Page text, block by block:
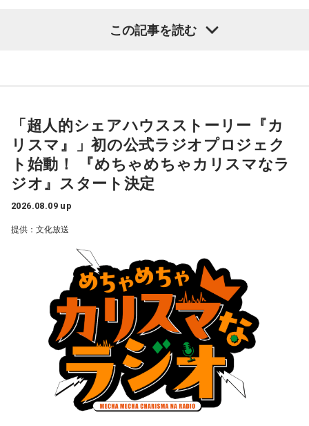
奥迫：良いですね。すっきりします！
奥迫：その時間がもったいないですから。
江原：もったいない！ それで絶対、他でもやってるから。
LINEとかで。チャラチャラした男ですよ、こいつは。だけ
ど、その結婚される方は気の毒ね。別れちゃうと思うよ、20
年も付き合っておいてそんなことしているんだから。いや
パートナーの奥迫協子、パーソナリティの江原啓之
●江原啓之 今夜の格言
「お掃除は、心も清め、パワーも増します」
＜番組概要＞
番組名：Dr.Recella presents 江原啓之 おと語り
放送日時：TOKYO FM／FM 大阪 毎週日曜 22:00～22:25、エ
また“国家公務員になるのもハードルが高い”といった印象を持
一方、公務員というと比較的文系の仕事が多いものの、国土
交通省など理系の方が活躍できるフィールドも多くありま
す。しかし、国家公務員採用試験では、一部の技術系区分
で、各府省が採用したい理系人材数を十分に確保できておら
ず、それが課題となっているそうです。
ワークを活用した柔軟な勤務が可能になっています。さら
に、男性の育児休業取得率は8割を超え、育児と仕事を両立す
る職員も増加しています。初任給についても民間企業の給与
水準を踏まえて改善されており、大卒で30万円を超えるケー
スもあります。実際、国家公務員の働き方改革に関するアン
ケートでは、職員の約7割が「今の職場は働きやすい」と回答
しており、ライフステージに応じて働き方を選べる環境が整
えられています。
さらに、平野さんは成長できる環境があるのも大きな魅力だ
とし、「研修制度も充実していますし、若いうちからいろい
ろな仕事を経験できるように、キャリア形成のサポートもお
こなっています。例えば、外国の大学院に留学できる制度が
私はある男性と4年前に職場で出会いました。男性は私の1つ
上で、高校教師です。とてもひょうきんな方で、話している
と楽しくて、すぐに仲良くなりました。ただ、男女関係はな
く、3年半以上、毎日LINEをしたり、仕事後にご飯に行った
り、海に行ったり、お花見をしたり、蛍を見に行ったりと、
楽しい時間を過ごしていました。
男性との繋がりが日常になっていた今年の3月末に、男性から
朝イチに職場で話を聞くと、彼は20年近く交際している彼女
がいて、入籍すると言われました。突然すぎてビックリし
て、その場はおめでとうございますと伝えましたが、時間が
経つにつれ、喪失感や絶望感、彼からの裏切りのような気持
ちがわきあがり、仕事中に男性を呼び出し、私や彼女に不誠
実ではないかと責めました。今後、プライベートな話はしな
いと告げ、今は仕事上の話しかしておらず、職場の雰囲気は
悪くなり、お互い、居心地が悪くなっています。
私は仕事上でも、プライベートでも、その男性を信頼してい
て、また、日常のLINEでも、男性は独身生活をアピールする
この記事を読む
「超人的シェアハウスストーリー『カ
リスマ』」初の公式ラジオプロジェク
ト始動！ 『めちゃめちゃカリスマなラ
ジオ』スタート決定
2026.08.09 up
提供：文化放送